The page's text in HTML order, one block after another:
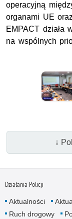
operacyjną
organami UE
EMPACT działa
na wspólnych
↓
Działania Policji
Aktualności
Ruch drogowy